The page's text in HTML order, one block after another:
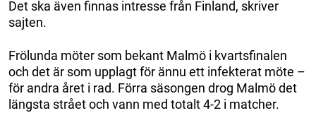
Det ska även finnas intresse från Finland, skriver
sajten.
Frölunda möter som bekant Malmö i kvartsfinalen
och det är som upplagt för ännu ett infekterat möte –
för andra året i rad. Förra säsongen drog Malmö det
längsta strået och vann med totalt 4-2 i matcher.